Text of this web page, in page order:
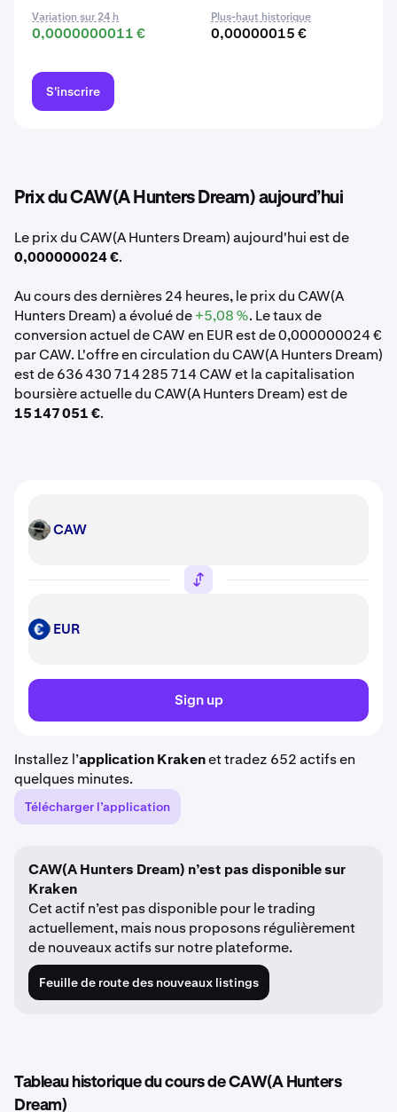
Variation sur 24 h
0,0000000011 €
Plus-haut historique
0,00000015 €
S'inscrire
Prix du CAW(A Hunters Dream) aujourd’hui
Le prix du CAW(A Hunters Dream) aujourd'hui est de
0,000000024 €.
Au cours des dernières 24 heures, le prix du CAW(A
Hunters Dream) a évolué de+5,08 %. Le taux de
conversion actuel de CAW en EUR est de 0,000000024 €
par CAW. L'offre en circulation du CAW(A Hunters Dream)
est de 636 430 714 285 714 CAW et la capitalisation
boursière actuelle du CAW(A Hunters Dream) est de
15 147 051 €.
CAW CAW
EUR EUR
Sign up
Installez l’application Krakenet tradez 652 actifs en
quelques minutes.
Télécharger l’application
CAW(A Hunters Dream) n’est pas disponible sur
Kraken
Cet actif n’est pas disponible pour le trading
actuellement, mais nous proposons régulièrement
de nouveaux actifs sur notre plateforme.
Feuille de route des nouveaux listings
Tableau historique du cours de CAW(A Hunters
Dream)